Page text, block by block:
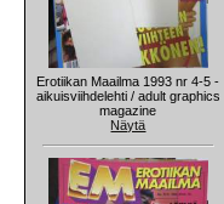
Erotiikan Maailma 1993 nr 4-5 -
aikuisviihdelehti / adult graphics
magazine
Näytä